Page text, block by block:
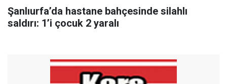
Şanlıurfa’da hastane bahçesinde silahlı
saldırı: 1’i çocuk 2 yaralı